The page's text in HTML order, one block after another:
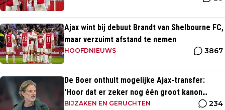
Ajax wint bij debuut Brandt van Shelbourne FC,
maar verzuimt afstand te nemen
HOOFDNIEUWS 3867
De Boer onthult mogelijke Ajax-transfer:
'Hoor dat er zeker nog één groot kanon
aankomt'
BIJZAKEN EN GERUCHTEN 234